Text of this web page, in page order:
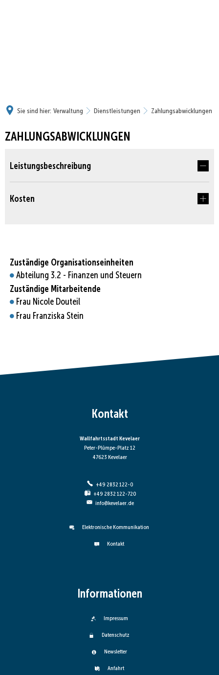
Sie sind hier: Verwaltung Dienstleistungen Zahlungsabwicklungen
ZAHLUNGSABWICKLUNGEN
Leistungsbeschreibung
Kosten
Zuständige Organisationseinheiten
Abteilung 3.2 - Finanzen und Steuern
Zuständige Mitarbeitende
Frau Nicole Douteil
Frau Franziska Stein
Kontakt
Wallfahrtsstadt Kevelaer
Peter-Plümpe-Platz 12
47623 Kevelaer
+49 2832 122-0
+49 2832 122-720
info@kevelaer.de
Elektronische Kommunikation
Kontakt
Informationen
Impressum
Datenschutz
Newsletter
Anfahrt